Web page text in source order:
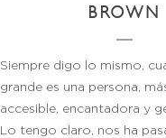
BROWN
Siempre digo lo mismo,
grande es una persona,
accesible, encantadora y
Lo tengo claro, nos ha